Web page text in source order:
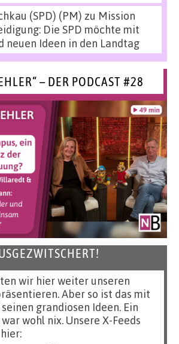
(SPD) (PM) zu Mission
Die SPD möchte mit
neuen Ideen in den Landtag
– DER PODCAST #28
wir hier weiter unseren
Aber so ist das mit
grandiosen Ideen. Ein
wohl nix. Unsere X-Feeds